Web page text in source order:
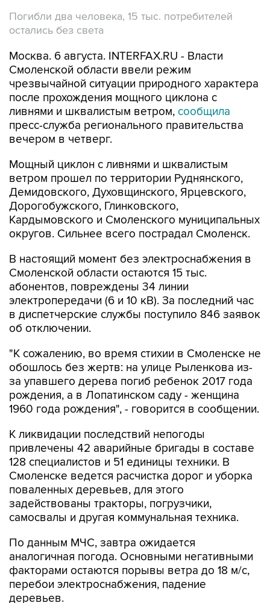
Погибли два человека, 15 тыс. потребителей
остались без света
Москва. 6 августа. INTERFAX.RU - Власти
Смоленской области ввели режим
чрезвычайной ситуации природного характера
после прохождения мощного циклона с
ливнями и шквалистым ветром, сообщила
пресс-служба регионального правительства
вечером в четверг.
Мощный циклон с ливнями и шквалистым
ветром прошел по территории Руднянского,
Демидовского, Духовщинского, Ярцевского,
Дорогобужского, Глинковского,
Кардымовского и Смоленского муниципальных
округов. Сильнее всего пострадал Смоленск.
В настоящий момент без электроснабжения в
Смоленской области остаются 15 тыс.
абонентов, повреждены 34 линии
электропередачи (6 и 10 кВ). За последний час
в диспетчерские службы поступило 846 заявок
об отключении.
"К сожалению, во время стихии в Смоленске не
обошлось без жертв: на улице Рыленкова из-
за упавшего дерева погиб ребенок 2017 года
рождения, а в Лопатинском саду - женщина
1960 года рождения", - говорится в сообщении.
К ликвидации последствий непогоды
привлечены 42 аварийные бригады в составе
128 специалистов и 51 единицы техники. В
Смоленске ведется расчистка дорог и уборка
поваленных деревьев, для этого
задействованы тракторы, погрузчики,
самосвалы и другая коммунальная техника.
По данным МЧС, завтра ожидается
аналогичная погода. Основными негативными
факторами остаются порывы ветра до 18 м/с,
перебои электроснабжения, падение
деревьев.